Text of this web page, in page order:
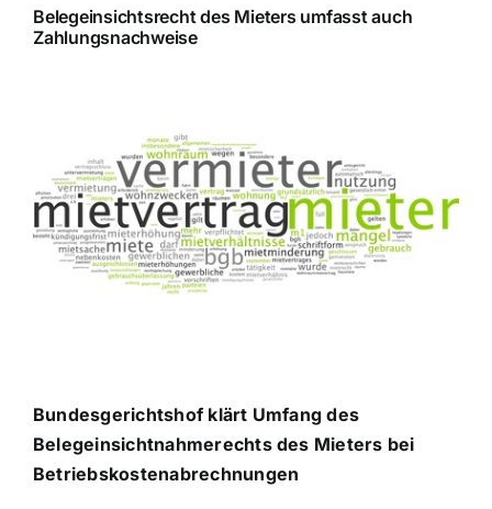
Belegeinsichtsrecht des Mieters umfasst auch
Zahlungsnachweise
Bundesgerichtshof klärt Umfang des
Belegeinsichtnahmerechts des Mieters bei
Betriebskostenabrechnungen